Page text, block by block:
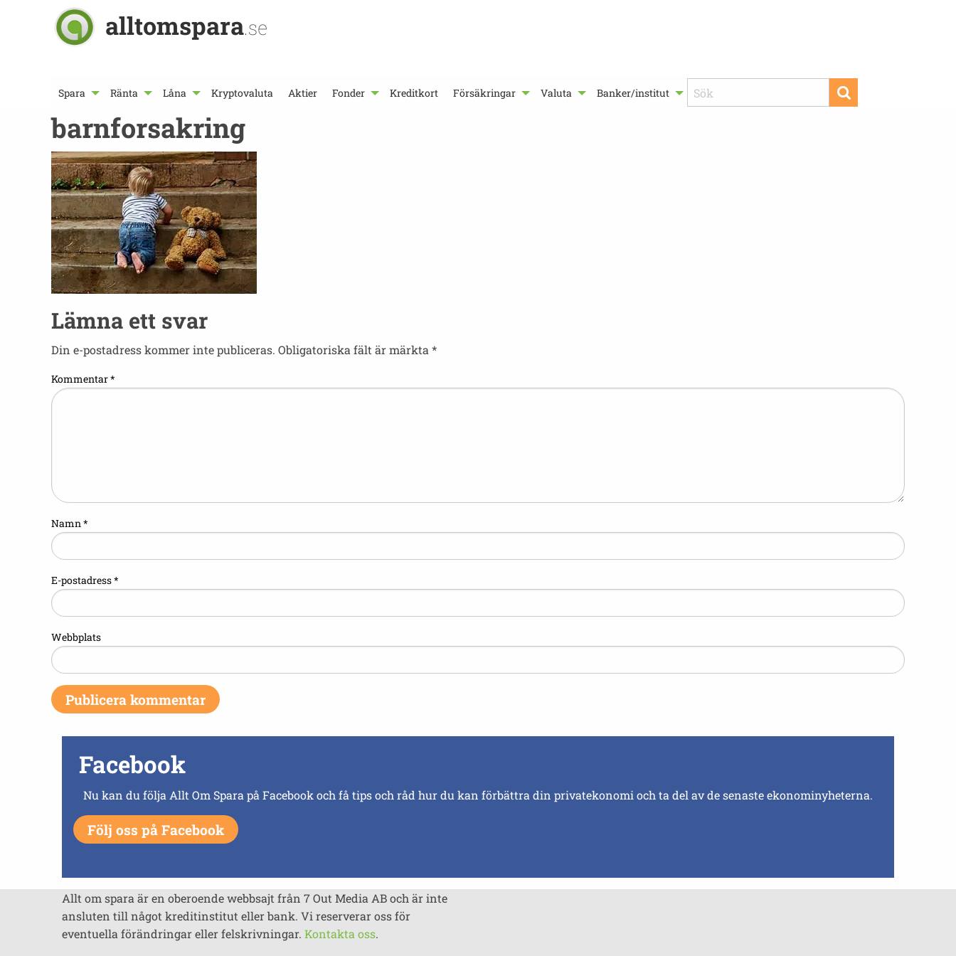
alltomspara.se
Spara Ränta Låna Kryptovaluta Aktier Fonder Kreditkort Försäkringar Valuta Banker/institut
barnforsakring
Lämna ett svar
Din e-postadress kommer inte publiceras. Obligatoriska fält är märkta *
Kommentar*
Namn*
E-postadress*
Webbplats
Facebook
Nu kan du följa Allt Om Spara på Facebook och få tips och råd hur du kan förbättra din privatekonomi och ta del av de senaste ekonominyheterna.
Följ oss på Facebook
Allt om spara är en oberoende webbsajt från 7 Out Media AB och är inte
ansluten till något kreditinstitut eller bank. Vi reserverar oss för
eventuella förändringar eller felskrivningar. Kontakta oss.